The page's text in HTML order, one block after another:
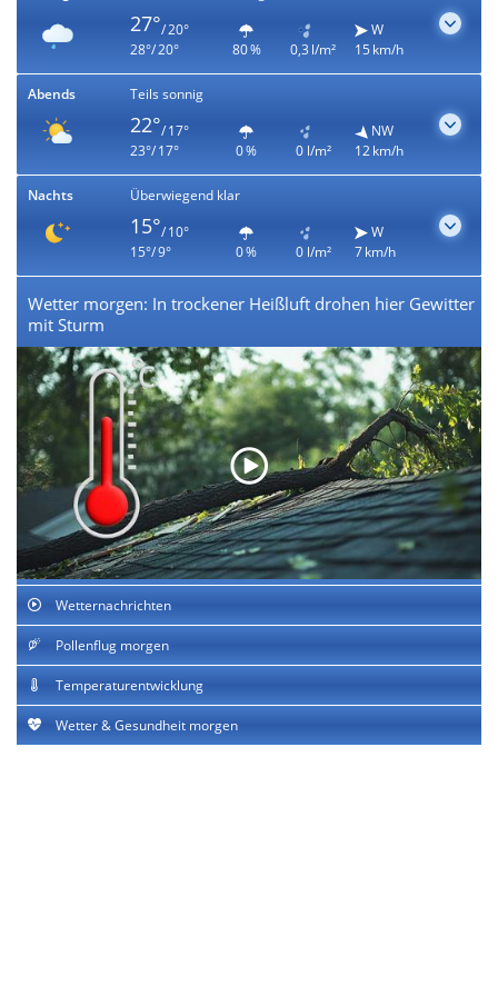
27°/ 20°
28°/ 20°
80 % 0,3 l/m²
W
15 km/h
Abends Teils sonnig
22°/ 17°
23°/ 17°
0 % 0 l/m²
NW
12 km/h
Nachts Überwiegend klar
15°/ 10°
15°/ 9°
0 % 0 l/m²
W
7 km/h
Wetter morgen: In trockener Heißluft drohen hier Gewitter
mit Sturm
Wetternachrichten
Pollenflug morgen
Temperaturentwicklung
Wetter & Gesundheit morgen